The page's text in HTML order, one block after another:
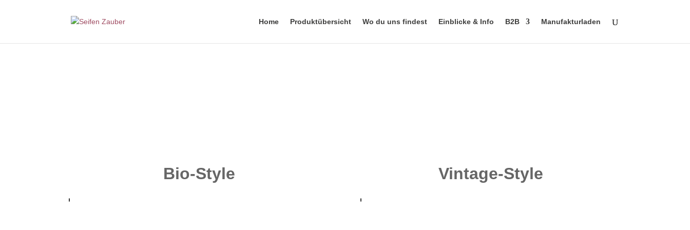
Home Produktübersicht Wo du uns findest Einblicke & Info B2B Manufakturladen
Bio-Style Vintage-Style